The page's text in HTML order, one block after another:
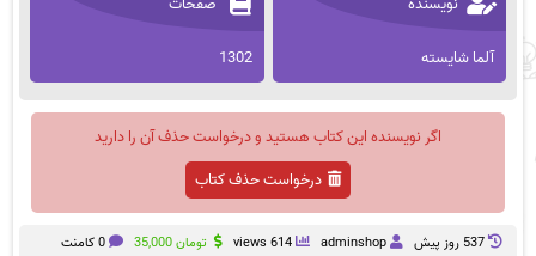
آلما شایسته 1302
اگر نویسنده این کتاب هستید و درخواست حذف آن را دارید
درخواست حذف کتاب
537 روز پيش adminshop
614 views تومان35,000 0 کامنت